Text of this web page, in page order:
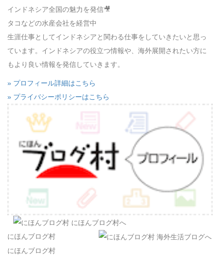
インドネシア全国の魅力を発信🎥
タコなどの水産会社を経営中
生涯仕事としてインドネシアと関わる仕事をしていきたいと思っ
ています。インドネシアの役立つ情報や、海外展開されたい方に
もより良い情報を発信していきます。
» プロフィール詳細はこちら
» プライバシーポリシーはこちら
にほんブログ村
にほんブログ村